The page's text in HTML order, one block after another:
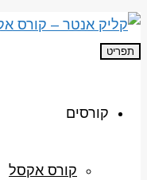
תפריט
קורסים
קורס אקסל